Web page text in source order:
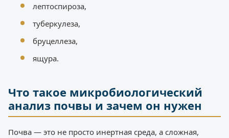
лептоспироза,
туберкулеза,
бруцеллеза,
ящура.
Что такое микробиологический
анализ почвы и зачем он нужен
Почва — это не просто инертная среда, а сложная,